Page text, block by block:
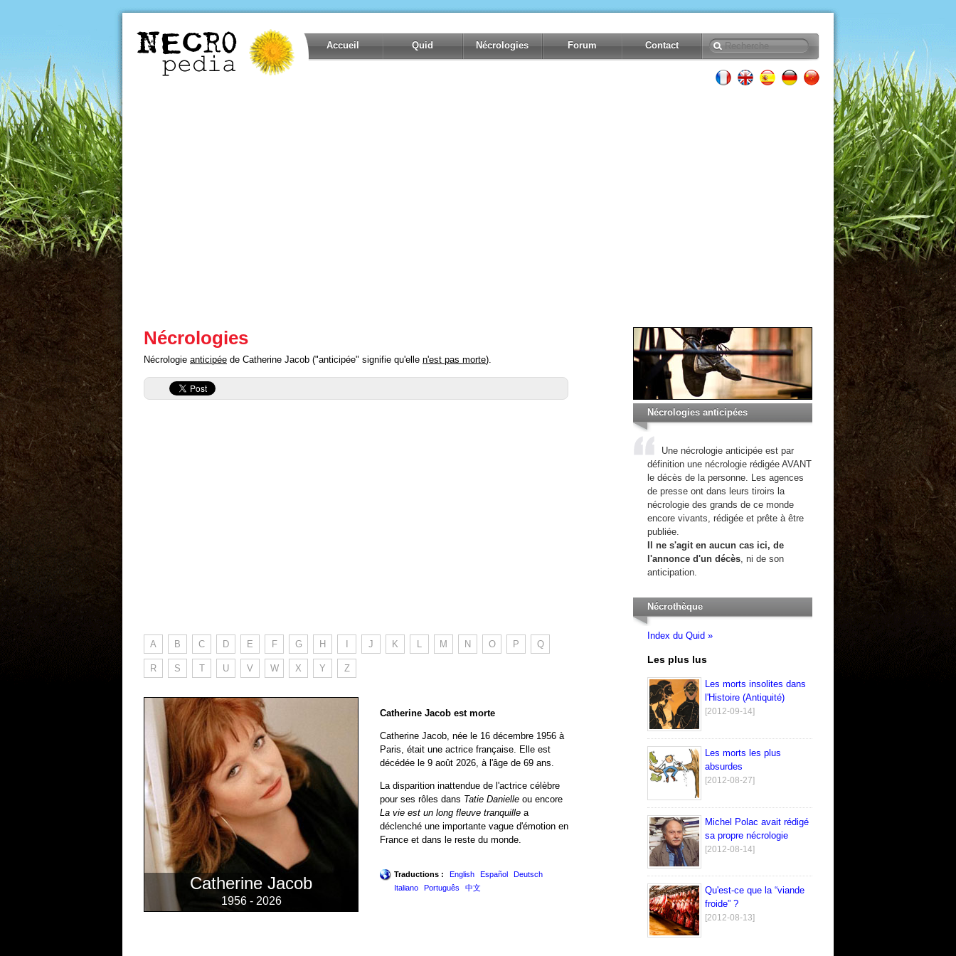
Accueil Quid Nécrologies Forum Contact
Nécrologies
Nécrologie anticipée de Catherine Jacob ("anticipée" signifie qu'elle n'est pas morte).
A B C D E F G H J K L M N O P Q
R S T U V W X Y Z
Catherine Jacob
1956 - 2026
Catherine Jacob est morte
Catherine Jacob, née le 16 décembre 1956 à
Paris, était une actrice française. Elle est
décédée le 9 août 2026, à l'âge de 69 ans.
La disparition inattendue de l'actrice célèbre
pour ses rôles dans Tatie Danielle ou encore
La vie est un long fleuve tranquille a
déclenché une importante vague d'émotion en
France et dans le reste du monde.
Traductions : English Español
Deutsch
Italiano
Português 中文
Nécrologies anticipées
Une nécrologie anticipée est par
définition une nécrologie rédigée AVANT
le décès de la personne. Les agences
de presse ont dans leurs tiroirs la
nécrologie des grands de ce monde
encore vivants, rédigée et prête à être
publiée.
Il ne s'agit en aucun cas ici, de
l'annonce d'un décès, ni de son
anticipation.
Nécrothèque
Index du Quid »
Les plus lus
Les morts insolites dans
l'Histoire (Antiquité)
[2012-09-14]
Les morts les plus
absurdes
[2012-08-27]
Michel Polac avait rédigé
sa propre nécrologie
[2012-08-14]
Qu'est-ce que la “viande
froide” ?
[2012-08-13]